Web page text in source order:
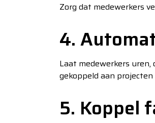
Zorg dat medewerkers
4.
Laat medewerkers
gekoppeld aan projecten
5. Koppel